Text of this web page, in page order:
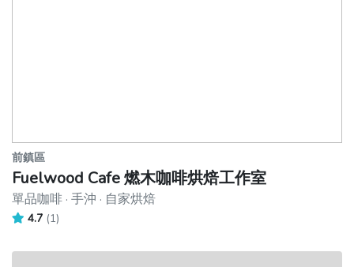
前鎮區
Fuelwood Cafe 燃木咖啡烘焙工作室
單品咖啡 · 手沖 · 自家烘焙
4.7 (1)